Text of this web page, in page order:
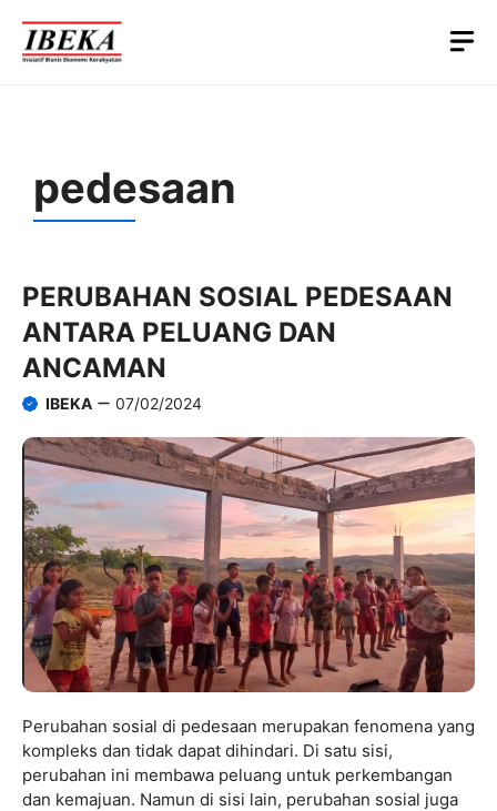
content
pedesaan
PERUBAHAN SOSIAL PEDESAAN
ANTARA PELUANG DAN
ANCAMAN
IBEKA 07/02/2024
Perubahan sosial di pedesaan merupakan fenomena yang
kompleks dan tidak dapat dihindari. Di satu sisi,
perubahan ini membawa peluang untuk perkembangan
dan kemajuan. Namun di sisi lain, perubahan sosial juga